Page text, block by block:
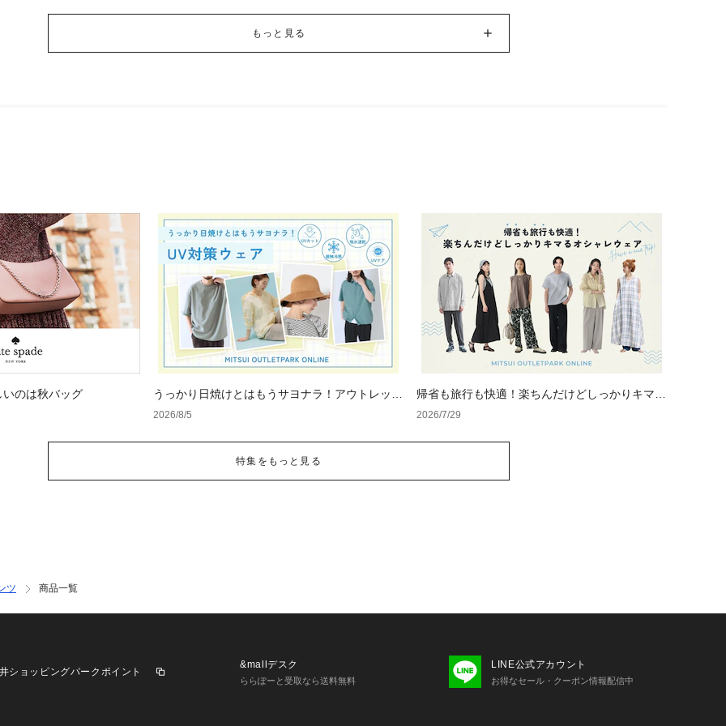
もっと見る
のは秋バッグ
うっかり日焼けとはもうサヨナラ！アウトレット
で見つけるUV対策ウェア
2026/8/5
帰省も旅行も快適！楽ちんだけどしっかりキマる
オシャレウェア特集
2026/7/29
特集をもっと見る
ツ 商品一覧
ショッピングパークポイント
&mallデスク
ららぽーと受取なら送料無料
LINE公式アカウント
お得なセール・クーポン情報配信中